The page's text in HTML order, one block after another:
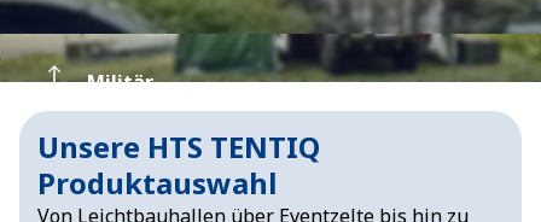
Zu unseren Eventzelten
Zu unseren Zelten für militärische Einsätze
Militär
Unsere HTS TENTIQ
Produktauswahl
Von Leichtbauhallen über Eventzelte bis hin zu